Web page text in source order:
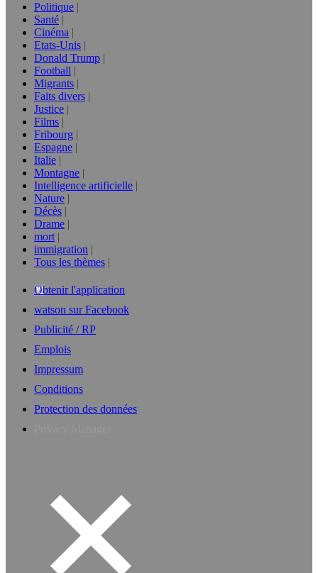
Politique
Santé
Cinéma
Etats-Unis
Donald Trump
Football
Migrants
Faits divers
Justice
Films
Fribourg
Espagne
Italie
Montagne
Intelligence artificielle
Nature
Décès
Drame
mort
immigration
Tous les thèmes
Obtenir l'application
watson sur Facebook
Publicité / RP
Emplois
Impressum
Conditions
Protection des données